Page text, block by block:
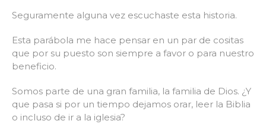
Seguramente alguna vez escuchaste esta historia.
Esta parábola me hace pensar en un par de cositas
que por su puesto son siempre a favor o para nuestro
beneficio.
Somos parte de una gran familia, la familia de Dios. ¿Y
que pasa si por un tiempo dejamos orar, leer la Biblia
o incluso de ir a la iglesia?